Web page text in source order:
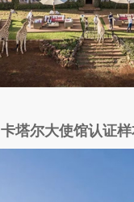
卡塔尔大使馆认证